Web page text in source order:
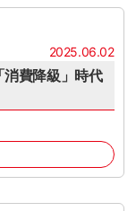
2025.06.02
費降級」時代